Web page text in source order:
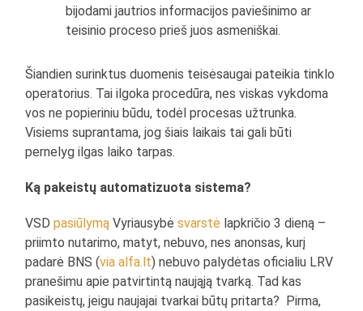
bijodami jautrios informacijos paviešinimo ar
teisinio proceso prieš juos asmeniškai.
Šiandien surinktus duomenis teisėsaugai pateikia tinklo
operatorius. Tai ilgoka procedūra, nes viskas vykdoma
vos ne popieriniu būdu, todėl procesas užtrunka.
Visiems suprantama, jog šiais laikais tai gali būti
pernelyg ilgas laiko tarpas.
Ką pakeistų automatizuota sistema?
VSDpasiūlymą Vyriausybėsvarstė lapkričio 3 dieną –
priimto nutarimo, matyt, nebuvo, nes anonsas, kurį
padarė BNS (via alfa.lt) nebuvo palydėtas oficialiu LRV
pranešimu apie patvirtintą naująją tvarką. Tad kas
pasikeistų, jeigu naujajai tvarkai būtų pritarta? Pirma,